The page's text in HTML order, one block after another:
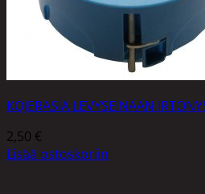
KOJERASIA LEVYSEINÄÄN
2,50 €
Lisää ostoskoriin